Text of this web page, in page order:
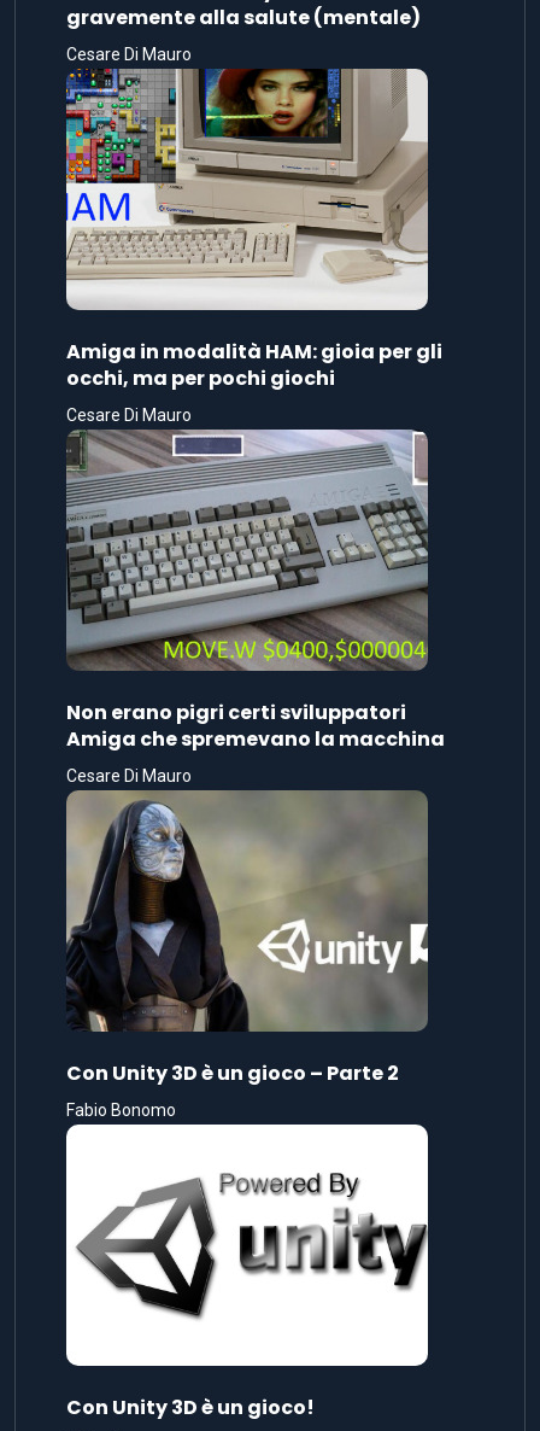
gravemente alla salute (mentale)
Cesare Di Mauro
Amiga in modalità HAM: gioia per gli
occhi, ma per pochi giochi
Cesare Di Mauro
Non erano pigri certi sviluppatori
Amiga che spremevano la macchina
Cesare Di Mauro
Con Unity 3D è un gioco – Parte 2
Fabio Bonomo
Con Unity 3D è un gioco!